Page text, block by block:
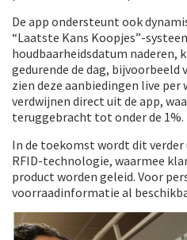
De app ondersteunt ook
“Laatste Kans Koopjes”-
houdbaarheidsdatum naderen,
gedurende de dag, bijvoorbeeld
zien deze aanbiedingen live
verdwijnen direct uit de app,
teruggebracht tot onder de 1%.
In de toekomst wordt dit verder
RFID-technologie, waarmee
product worden geleid. Voor
voorraadinformatie al